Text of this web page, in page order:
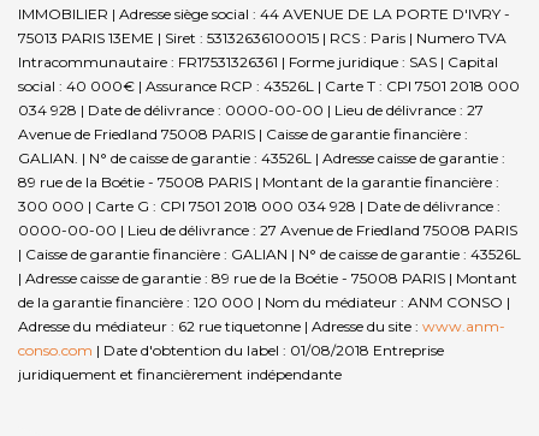
IMMOBILIER | Adresse siège social : 44 AVENUE DE LA PORTE D'IVRY -
75013 PARIS 13EME | Siret : 53132636100015 | RCS : Paris | Numero TVA
Intracommunautaire : FR17531326361 | Forme juridique : SAS | Capital
social : 40 000€ | Assurance RCP : 43526L | Carte T : CPI 7501 2018 000
034 928 | Date de délivrance : 0000-00-00 | Lieu de délivrance : 27
Avenue de Friedland 75008 PARIS | Caisse de garantie financière :
GALIAN. | N° de caisse de garantie : 43526L | Adresse caisse de garantie :
89 rue de la Boétie - 75008 PARIS | Montant de la garantie financière :
300 000 | Carte G : CPI 7501 2018 000 034 928 | Date de délivrance :
0000-00-00 | Lieu de délivrance : 27 Avenue de Friedland 75008 PARIS
| Caisse de garantie financière : GALIAN | N° de caisse de garantie : 43526L
| Adresse caisse de garantie : 89 rue de la Boétie - 75008 PARIS | Montant
de la garantie financière : 120 000 | Nom du médiateur : ANM CONSO |
Adresse du médiateur : 62 rue tiquetonne | Adresse du site : www.anm-
conso.com | Date d'obtention du label : 01/08/2018 Entreprise
juridiquement et financièrement indépendante